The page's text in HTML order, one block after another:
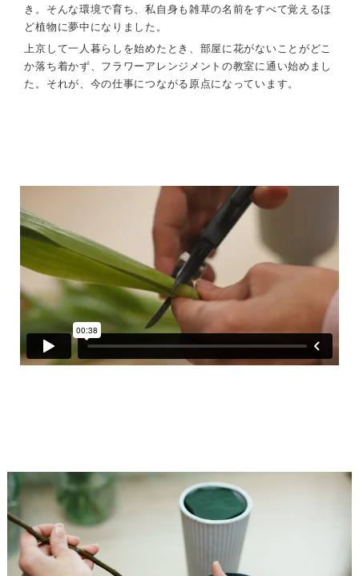
き。そんな環境で育ち、私自身も雑草の名前をすべて覚えるほ
ど植物に夢中になりました。
上京して一人暮らしを始めたとき、部屋に花がないことがどこ
か落ち着かず、フラワーアレンジメントの教室に通い始めまし
た。それが、今の仕事につながる原点になっています。